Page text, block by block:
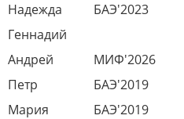
Надежда
БАЭ'2023
Геннадий
Андрей
МИФ'2026
Петр
БАЭ'2019
Мария
БАЭ'2019